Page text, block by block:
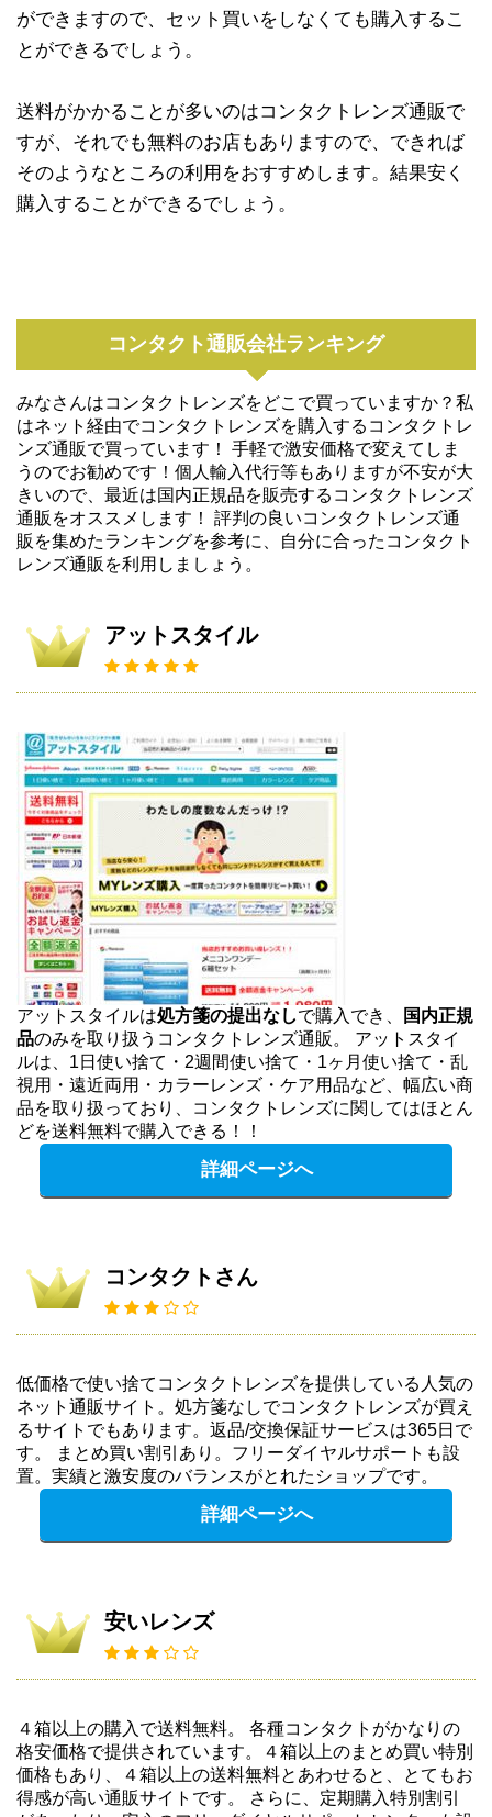
ができますので、セット買いをしなくても購入するこ
とができるでしょう。
送料がかかることが多いのはコンタクトレンズ通販で
すが、それでも無料のお店もありますので、できれば
そのようなところの利用をおすすめします。結果安く
購入することができるでしょう。
コンタクト通販会社ランキング
みなさんはコンタクトレンズをどこで買っていますか？私
はネット経由でコンタクトレンズを購入するコンタクトレ
ンズ通販で買っています！ 手軽で激安価格で変えてしま
うのでお勧めです！個人輸入代行等もありますが不安が大
きいので、最近は国内正規品を販売するコンタクトレンズ
通販をオススメします！ 評判の良いコンタクトレンズ通
販を集めたランキングを参考に、自分に合ったコンタクト
レンズ通販を利用しましょう。
アットスタイル
アットスタイルは処方箋の提出なしで購入でき、
国内正規
品のみを取り扱うコンタクトレンズ通販。 アットスタイ
ルは、1日使い捨て・2週間使い捨て・1ヶ月使い捨て・乱
視用・遠近両用・カラーレンズ・ケア用品など、幅広い商
品を取り扱っており、コンタクトレンズに関してはほとん
どを送料無料で購入できる！！
詳細ページへ
コンタクトさん
低価格で使い捨てコンタクトレンズを提供している人気の
ネット通販サイト。処方箋なしでコンタクトレンズが買え
るサイトでもあります。返品/交換保証サービスは365日で
す。 まとめ買い割引あり。フリーダイヤルサポートも設
置。実績と激安度のバランスがとれたショップです。
詳細ページへ
安いレンズ
４箱以上の購入で送料無料。 各種コンタクトがかなりの
格安価格で提供されています。４箱以上のまとめ買い特別
価格もあり、４箱以上の送料無料とあわせると、とてもお
得感が高い通販サイトです。 さらに、定期購入特別割引